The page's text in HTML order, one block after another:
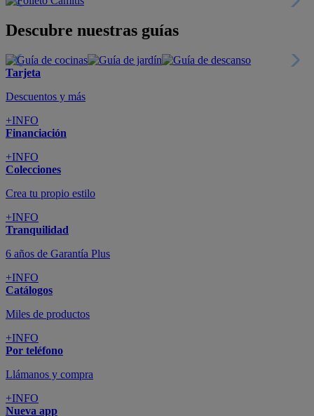
Descubre nuestras guías
Tarjeta
Descuentos y más
+INFO
Financiación
+INFO
Colecciones
Crea tu propio estilo
+INFO
Tranquilidad
6 años de Garantía Plus
+INFO
Catálogos
Miles de productos
+INFO
Por teléfono
Llámanos y compra
+INFO
Nueva app